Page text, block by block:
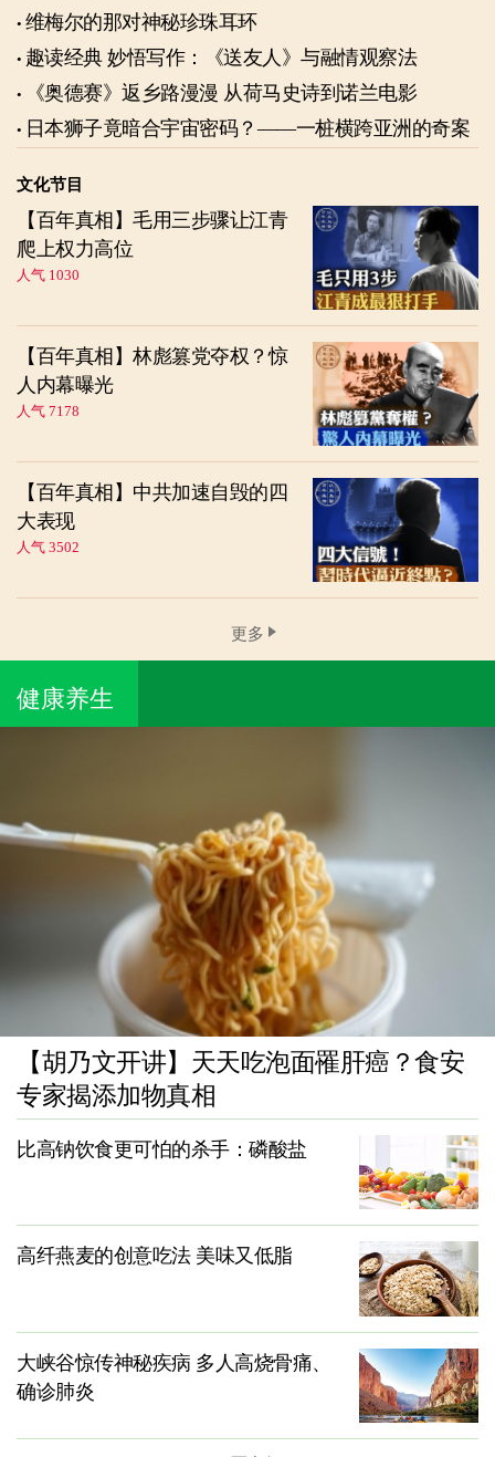
维梅尔的那对神秘珍珠耳环
趣读经典 妙悟写作：《送友人》与融情观察法
《奥德赛》返乡路漫漫 从荷马史诗到诺兰电影
日本狮子竟暗合宇宙密码？——一桩横跨亚洲的奇案
文化节目
【百年真相】毛用三步骤让江青
爬上权力高位
人气 1030
【百年真相】林彪篡党夺权？惊
人内幕曝光
人气 7178
【百年真相】中共加速自毁的四
大表现
人气 3502
更多
健康养生
【胡乃文开讲】天天吃泡面罹肝癌？食安
专家揭添加物真相
比高钠饮食更可怕的杀手：磷酸盐
高纤燕麦的创意吃法 美味又低脂
大峡谷惊传神秘疾病 多人高烧骨痛、
确诊肺炎